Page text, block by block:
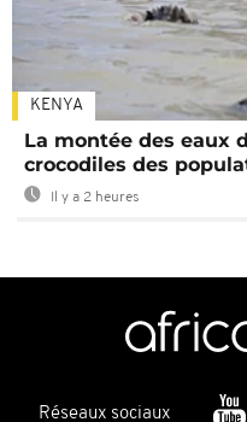
KENYA
La montée des eaux
crocodiles des
Il y a 2 heures
Réseaux sociaux